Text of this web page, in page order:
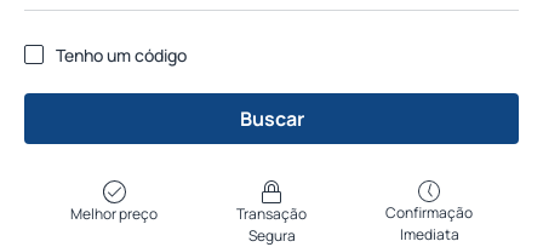
Tenho um código
Buscar
Melhor preço
Transação
Segura
Confirmação
Imediata